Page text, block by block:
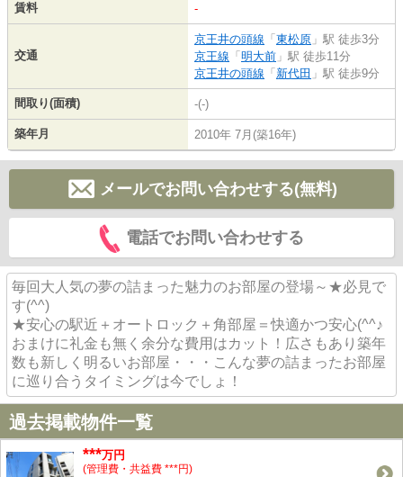
賃料 -
交通
京王井の頭線 「 東松原 」駅 徒歩3分
京王線 「 明大前 」駅 徒歩11分
京王井の頭線 「 新代田 」駅 徒歩9分
間取り(面積) -(-)
築年月 2010年 7月(築16年)
メールでお問い合わせする(無料)
電話でお問い合わせする
毎回大人気の夢の詰まった魅力のお部屋の登場～★必見で
す(^^)
★安心の駅近＋オートロック＋角部屋＝快適かつ安心(^^♪
おまけに礼金も無く余分な費用はカット！広さもあり築年
数も新しく明るいお部屋・・・こんな夢の詰まったお部屋
に巡り合うタイミングは今でしょ！
過去掲載物件一覧
***万円
(管理費・共益費 ***円)